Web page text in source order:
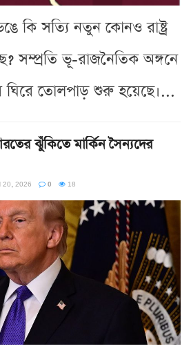
কি সত্যি নতুন কোনও রাষ্ট্র
সম্প্রতি ভূ-রাজনৈতিক অঙ্গনে
ঘিরে তোলপাড় শুরু হয়েছে।...
ঝুঁকিতে মার্কিন সৈন্যদের
20, 2026 0 18